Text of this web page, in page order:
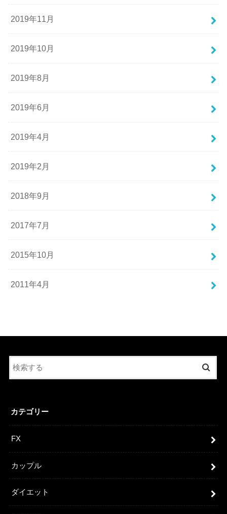
2019年11月
2019年10月
2019年8月
2019年6月
2019年4月
2019年2月
2018年9月
2017年7月
2015年10月
2011年4月
カテゴリー
FX
カップル
ダイエット